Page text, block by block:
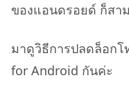
ของแอนดรอยด์ ก็สา
มาดูวิธีการปลดล็อก
for Android กันค่ะ